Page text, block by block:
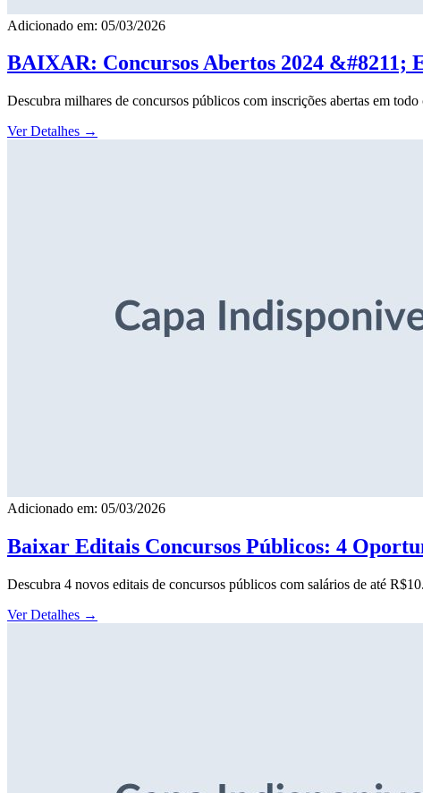
Adicionado em: 05/03/2026
BAIXAR: Concursos Abertos 2024 &#8211;
Descubra milhares de concursos públicos com inscrições abertas em
Ver Detalhes →
Adicionado em: 05/03/2026
Baixar Editais Concursos Públicos: 4
Descubra 4 novos editais de concursos públicos com salários de até
Ver Detalhes →